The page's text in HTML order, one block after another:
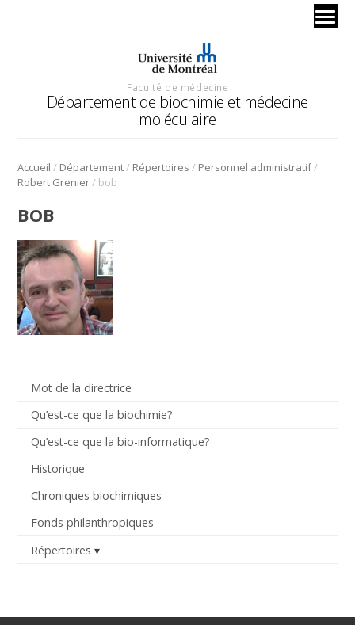
Faculté de médecine
Département de biochimie et médecine
moléculaire
Accueil / Département/ Répertoires / Personnel administratif/
Robert Grenier/ bob
Mot de la directrice
Qu’est-ce que la biochimie?
Qu’est-ce que la bio-informatique?
Historique
Chroniques biochimiques
Fonds philanthropiques
Répertoires
BOB